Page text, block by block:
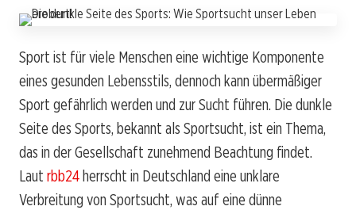
Sport ist für viele Menschen eine wichtige Komponente
eines gesunden Lebensstils, dennoch kann übermäßiger
Sport gefährlich werden und zur Sucht führen. Die dunkle
Seite des Sports, bekannt als Sportsucht, ist ein Thema,
das in der Gesellschaft zunehmend Beachtung findet.
Laut rbb24herrscht in Deutschland eine unklare
Verbreitung von Sportsucht, was auf eine dünne